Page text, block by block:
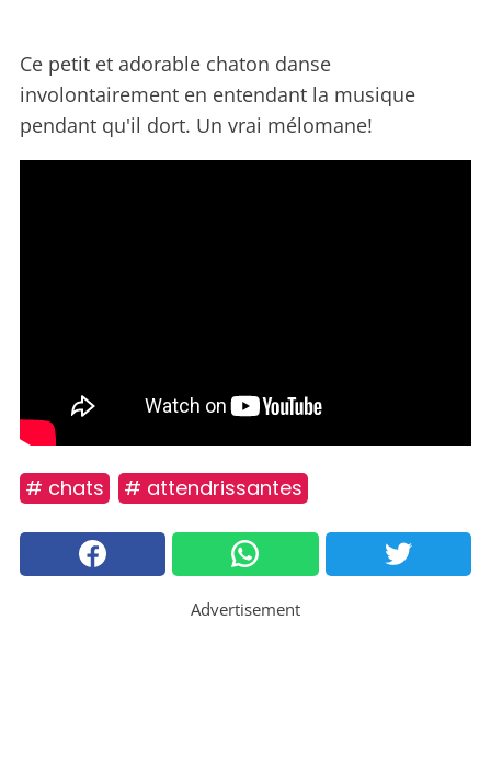
Ce petit et adorable chaton danse
involontairement en entendant la musique
pendant qu'il dort. Un vrai mélomane!
# chats # attendrissantes
Advertisement